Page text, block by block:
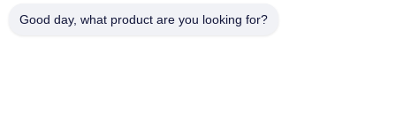
โทร:
Good day, what product are you looking for?